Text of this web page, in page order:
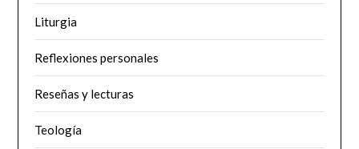
Liturgia
Reflexiones personales
Reseñas y lecturas
Teología